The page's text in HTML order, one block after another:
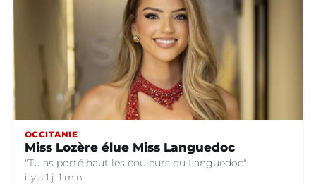
OCCITANIE
Miss Lozère élue Miss Languedoc
"Tu as porté haut les couleurs du Languedoc".
il y a 1 j 1 min